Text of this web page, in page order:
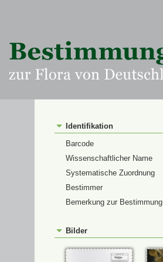
Identifikation
Barcode
Wissenschaftlicher Name
Systematische Zuordnung
Bestimmer
Bemerkung zur Bestimmung
Bilder